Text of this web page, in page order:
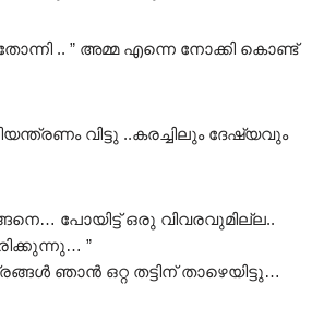
.. ” അമ്മ എന്നെ നോക്കി കൊണ്ട്
വിട്ടു ..കരച്ചിലും ദേഷ്യവും
പോയിട്ട് ഒരു വിവരവുമില്ല..
”
ഞാൻ ഒറ്റ തട്ടിന് താഴെയിട്ടു…